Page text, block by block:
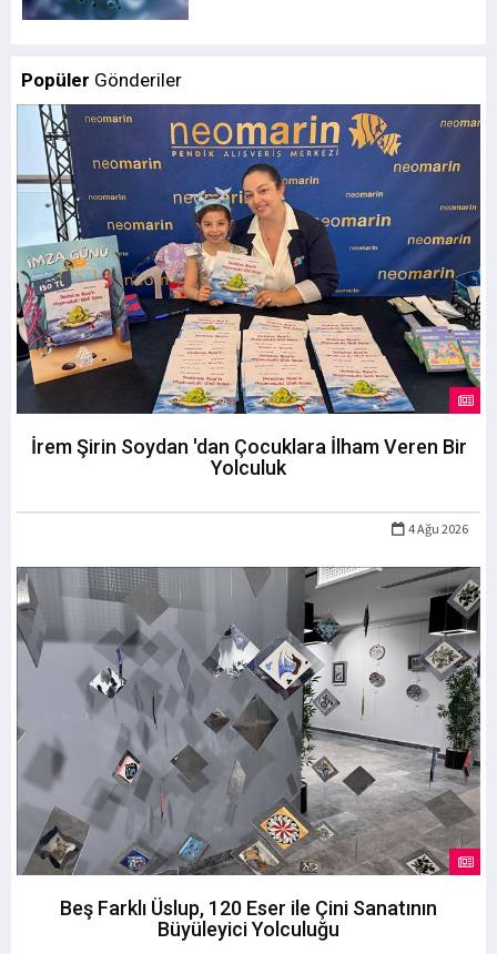
Popüler Gönderiler
İrem Şirin Soydan 'dan Çocuklara İlham Veren Bir
Yolculuk
4 Ağu 2026
Beş Farklı Üslup, 120 Eser ile Çini Sanatının
Büyüleyici Yolculuğu